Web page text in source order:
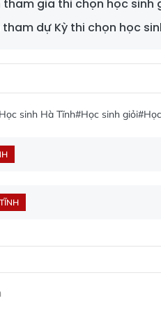
tham gia thi chọn học sinh
tham dự Kỳ thi chọn học
sinh Hà Tĩnh#Học sinh giỏi